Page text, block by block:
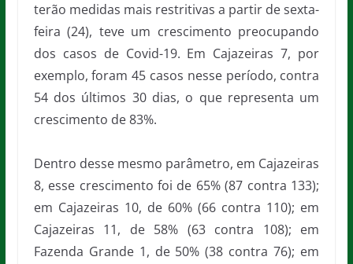
terão medidas mais restritivas a partir de sexta-
feira (24), teve um crescimento preocupando
dos casos de Covid-19. Em Cajazeiras 7, por
exemplo, foram 45 casos nesse período, contra
54 dos últimos 30 dias, o que representa um
crescimento de 83%.
Dentro desse mesmo parâmetro, em Cajazeiras
8, esse crescimento foi de 65% (87 contra 133);
em Cajazeiras 10, de 60% (66 contra 110); em
Cajazeiras 11, de 58% (63 contra 108); em
Fazenda Grande 1, de 50% (38 contra 76); em